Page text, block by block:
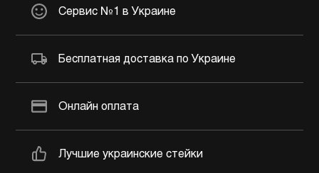
Сервис №1 в Украине
Бесплатная доставка по Украине
Онлайн оплата
Лучшие украинские стейки